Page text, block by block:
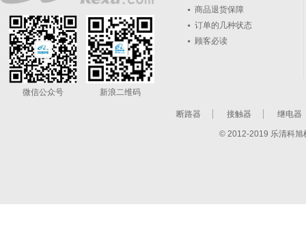
微信公众号 新浪二维码
商品退货保障
订单的几种状态
顾客必读
断路器 接触器 继电器
© 2012-2019 乐清科旭